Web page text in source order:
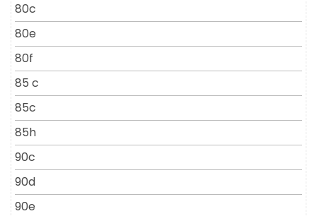
80c
80e
80f
85 c
85c
85h
90c
90d
90e